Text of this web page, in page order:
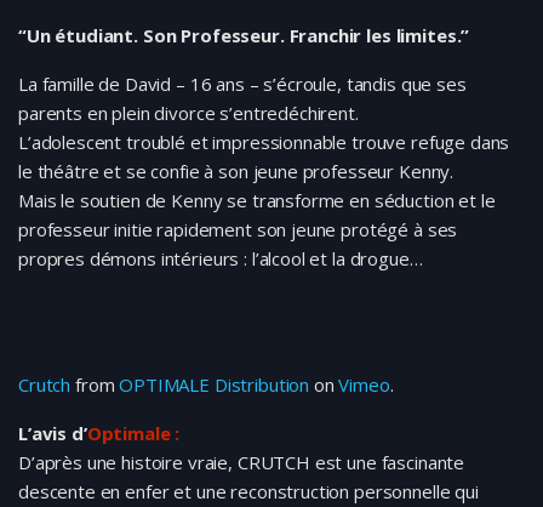
“Un étudiant. Son Professeur. Franchir les limites.”
La famille de David – 16 ans – s’écroule, tandis que ses
parents en plein divorce s’entredéchirent.
L’adolescent troublé et impressionnable trouve refuge dans
le théâtre et se confie à son jeune professeur Kenny.
Mais le soutien de Kenny se transforme en séduction et le
professeur initie rapidement son jeune protégé à ses
propres démons intérieurs : l’alcool et la drogue…
Crutch fromOPTIMALE Distribution onVimeo.
L’avis d’Optimale :
D’après une histoire vraie, CRUTCH est une fascinante
descente en enfer et une reconstruction personnelle qui